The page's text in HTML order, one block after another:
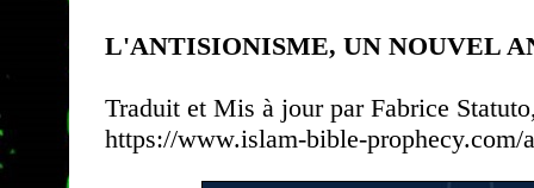
L'ANTISIONISME, UN NOUVEL
Traduit et Mis à jour par Fabrice
https://www.islam-bible-prophecy.com/